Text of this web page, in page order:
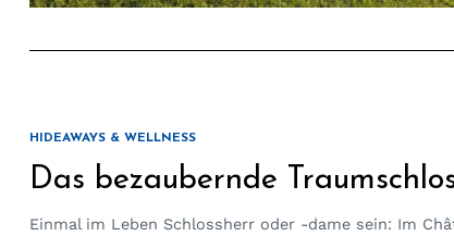
HIDEAWAYS & WELLNESS
Das bezaubernde
Einmal im Leben Schlossherr oder -dame sein: Im